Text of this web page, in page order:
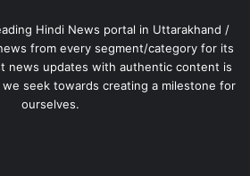
Hindi News portal in Uttarakhand /
from every segment/category for its
news updates with authentic content is
seek towards creating a milestone for
ourselves.